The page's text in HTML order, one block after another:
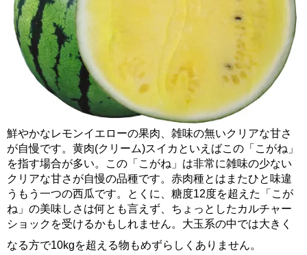
鮮やかなレモンイエローの果肉、雑味の無いクリアな甘さ
が自慢です。黄肉(クリーム)スイカといえばこの「こがね」
を指す場合が多い。この「こがね」は非常に雑味の少ない
クリアな甘さが自慢の品種です。赤肉種とはまたひと味違
うもう一つの西瓜です。とくに、糖度12度を超えた「こが
ね」の美味しさは何とも言えず、ちょっとしたカルチャー
ショックを受けるかもしれません。大玉系の中では大きく
なる方で10kgを超える物もめずらしくありません。